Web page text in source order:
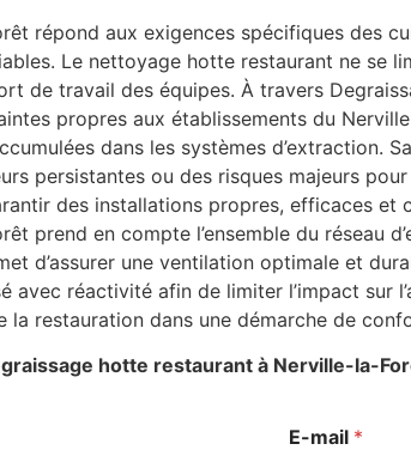
répond aux exigences spécifiques des
Le nettoyage hotte restaurant ne se
de travail des équipes. À travers
propres aux établissements du
dans les systèmes d’extraction.
persistantes ou des risques majeurs
des installations propres, efficaces et
prend en compte l’ensemble du réseau
d’assurer une ventilation optimale et
avec réactivité afin de limiter l’impact sur
la restauration dans une démarche de
hotte restaurant à Nerville-la-
E-mail *